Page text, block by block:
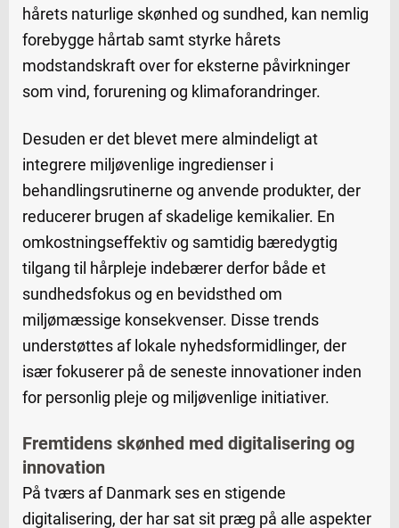
hårets naturlige skønhed og sundhed, kan nemlig
forebygge hårtab samt styrke hårets
modstandskraft over for eksterne påvirkninger
som vind, forurening og klimaforandringer.
Desuden er det blevet mere almindeligt at
integrere miljøvenlige ingredienser i
behandlingsrutinerne og anvende produkter, der
reducerer brugen af skadelige kemikalier. En
omkostningseffektiv og samtidig bæredygtig
tilgang til hårpleje indebærer derfor både et
sundhedsfokus og en bevidsthed om
miljømæssige konsekvenser. Disse trends
understøttes af lokale nyhedsformidlinger, der
især fokuserer på de seneste innovationer inden
for personlig pleje og miljøvenlige initiativer.
Fremtidens skønhed med digitalisering og
innovation
På tværs af Danmark ses en stigende
digitalisering, der har sat sit præg på alle aspekter